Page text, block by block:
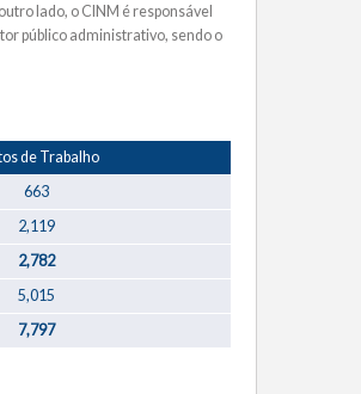
lado, o CINM é responsável
público administrativo, sendo o
de Trabalho
663
2,119
2,782
5,015
7,797